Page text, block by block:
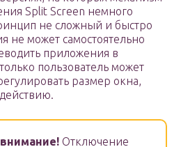
Split Screen немного
не сложный и быстро
не может самостоятельно
приложения в
пользователь может
размер окна,
Отключение